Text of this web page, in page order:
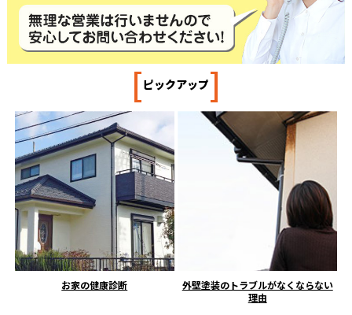
[ピックアップ]
お家の健康診断
外壁塗装のトラブルがなくならない
理由